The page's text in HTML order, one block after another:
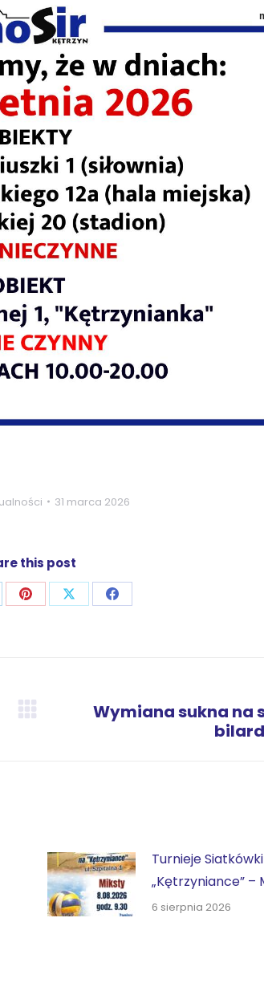
31 marca 2026
this post
UdostępnijUdostępnijUdostępnij
Następny
Wymiana sukna na
Turnieje
„Kętrzyniance” –
6 sierpnia 2026